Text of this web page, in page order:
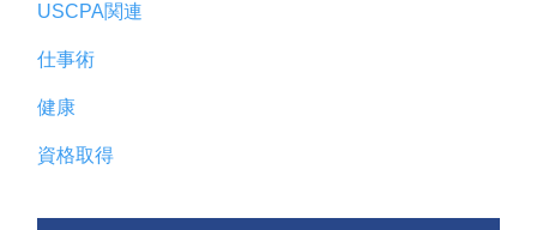
USCPA関連
仕事術
健康
資格取得